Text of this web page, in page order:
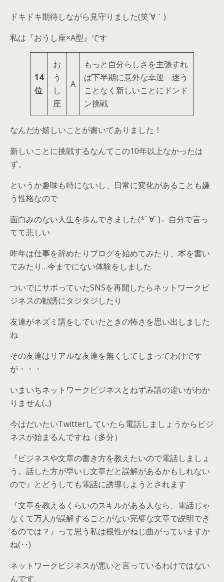
ドキドキ期待しながら見守りました(笑´∀｀)
私は『おうし座×A型』です
14
位
お
う
し
座
A
もっと自分らしさを主張すれ
ば下半期に意外な幸運 迷う
ことなく新しいことにドンド
ン挑戦
なんだか嬉しいことが書いてありました！
新しいことに挑戦するなんてこの10年以上なかったは
ず。
というか趣味も特にないし、日常に変化があることも嫌
う性格なので
面白みのない人生を歩んできました(*ﾟ∀ﾟ)←自分で言っ
てて悲しい
昨年は仕事を辞めたりブログを始めてみたり、本を書い
てみたり…今までにない体験をしました
ついでにサボっていたSNSを再開したらネットワークビ
ジネスの勧誘にタジタジしたり
友達がネズミ講をしていたときの怖さを思い出しました
ね
その友達はリアルな友達を無くしてしまってわけです
が・・・
いまいちネットワークビジネスとねずみ講の違いがわか
りません(..;)
今はだいたいTwitterしていたら電話しましょうからビジ
ネスが始まるんですね（多分）
『ビジネスや文章の書き方を教えたいので電話しましょ
う。話した方が早いし文章だと誤解があるかもしれない
ので』とどうしても電話に誘導しようとされます
『文章を教えるくらいのスキルがある人なら、電話じゃ
なくて万人が誤解することがない完璧な文章で説明でき
るのでは？』って思う私は根性がねじ曲がっていますか
ね(･･)
ネットワークビジネスが悪いと言っているわけではない
んです